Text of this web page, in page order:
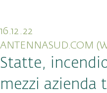
16.12.22
ANTENNASUD.COM
Statte,
mezzi